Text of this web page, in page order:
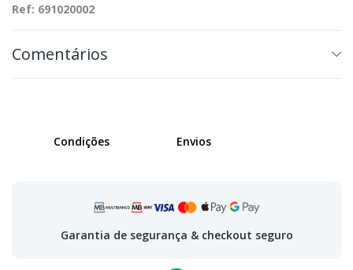
Ref: 691020002
Comentários
Condições Envios
Garantia de segurança & checkout seguro